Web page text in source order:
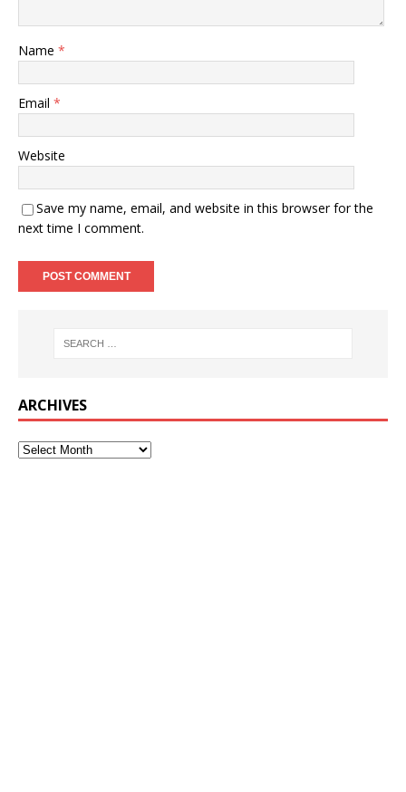
Name *
Email *
Website
Save my name, email, and website in this browser for the
next time I comment.
ARCHIVES